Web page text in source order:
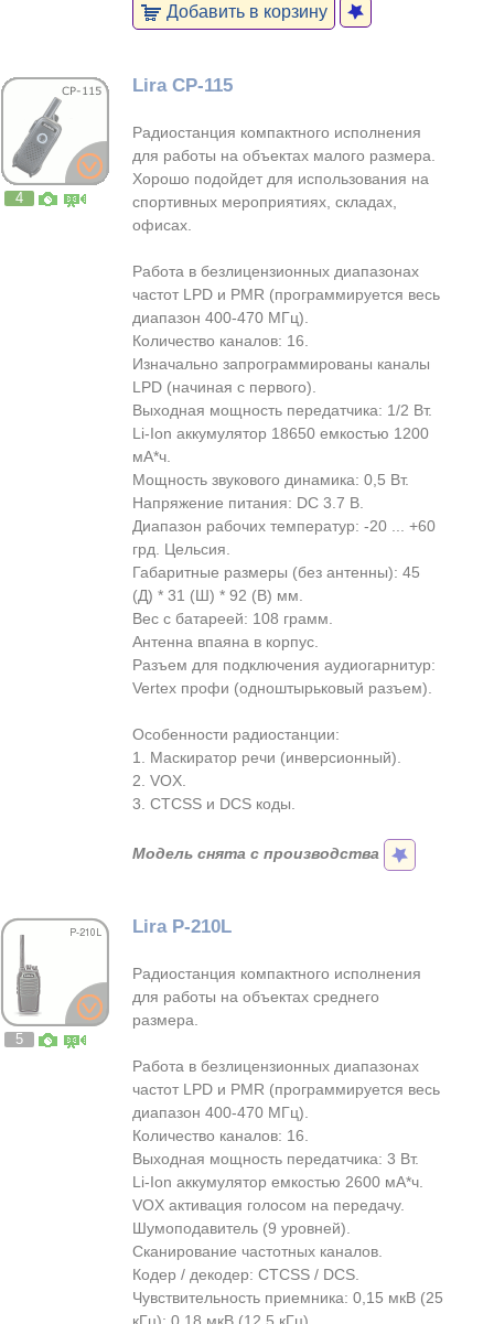
Добавить в корзину
4
Lira CP-115
Радиостанция компактного исполнения
для работы на объектах малого размера.
Хорошо подойдет для использования на
спортивных мероприятиях, складах,
офисах.
Работа в безлицензионных диапазонах
частот LPD и PMR (программируется весь
диапазон 400-470 МГц).
Количество каналов: 16.
Изначально запрограммированы каналы
LPD (начиная с первого).
Выходная мощность передатчика: 1/2 Вт.
Li-Ion аккумулятор 18650 емкостью 1200
мА*ч.
Мощность звукового динамика: 0,5 Вт.
Напряжение питания: DC 3.7 В.
Диапазон рабочих температур: -20 ... +60
грд. Цельсия.
Габаритные размеры (без антенны): 45
(Д) * 31 (Ш) * 92 (В) мм.
Вес с батареей: 108 грамм.
Антенна впаяна в корпус.
Разъем для подключения аудиогарнитур:
Vertex профи (одноштырьковый разъем).
Особенности радиостанции:
1. Маскиратор речи (инверсионный).
2. VOX.
3. CTCSS и DCS коды.
Модель снята с производства
5
Lira P-210L
Радиостанция компактного исполнения
для работы на объектах среднего
размера.
Работа в безлицензионных диапазонах
частот LPD и PMR (программируется весь
диапазон 400-470 МГц).
Количество каналов: 16.
Выходная мощность передатчика: 3 Вт.
Li-Ion аккумулятор емкостью 2600 мА*ч.
VOX активация голосом на передачу.
Шумоподавитель (9 уровней).
Сканирование частотных каналов.
Кодер / декодер: CTCSS / DCS.
Чувствительность приемника: 0,15 мкВ (25